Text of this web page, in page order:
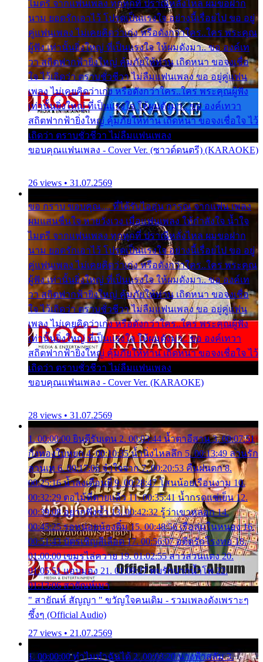
ไมตรี จากแฟนเพลง ทุกทุกที่ ปราณีหลั่งไหล ผมขอฝาก
นาม ยอดรักเอาไว้ โปรดเป็นแรงใจ อย่างนี้เรื่อยไป ขอ อยู่
คู่แฟนเพลง ไม่เคยคิดว่าเก่ง หรือดังกว่าใคร..ใคร พระคุณ
ผู้ฟัง เท่านั้นยิ่งใหญ่ ที่เป็นแรงใจ ให้ผมดังมา.. ขอ องค์เท
วา สถิตฟากฟ้ายิ่งใหญ่ คุ้มภัยให้ท่าน เถิดหนา ขอจงเชื่อ
ใจ ไว้เถิดว่า ตราบชั่วชีวา ไม่ลืมแฟนเพลง ขอ อยู่คู่แฟน
เพลง ไม่เคยคิดว่าเก่ง หรือดังกว่าใคร..ใคร พระคุณผู้ฟัง
เท่านั้นยิ่งใหญ่ ที่เป็นแรงใจ ให้ผมดังมา.. ขอ องค์เทวา
สถิตฟากฟ้ายิ่งใหญ่ คุ้มภัยให้ท่าน เถิดหนา ขอจงเชื่อใจ ไว้
เถิดว่า ตราบชั่วชีวา ไม่ลืมแฟนเพลง
ขอบคุณแฟนเพลง - Cover Ver. (ซาวด์ดนตรี) (KARAOKE)
26 views • 31.07.2569
ขอ กราบ ขอบคุณ.... ที่ได้รับไออุ่น การุณ จากแฟน เพลง
ผมแสนชื่นใจ หายวังเวง เมื่อแฟนเพลง ให้กำลังใจ น้ำใจ
ไมตรี จากแฟนเพลง ทุกทุกที่ ปราณีหลั่งไหล ผมขอฝาก
นาม ยอดรักเอาไว้ โปรดเป็นแรงใจ อย่างนี้เรื่อยไป ขอ อยู่
คู่แฟนเพลง ไม่เคยคิดว่าเก่ง หรือดังกว่าใคร..ใคร พระคุณ
ผู้ฟัง เท่านั้นยิ่งใหญ่ ที่เป็นแรงใจ ให้ผมดังมา.. ขอ องค์เท
วา สถิตฟากฟ้ายิ่งใหญ่ คุ้มภัยให้ท่าน เถิดหนา ขอจงเชื่อ
ใจ ไว้เถิดว่า ตราบชั่วชีวา ไม่ลืมแฟนเพลง ขอ อยู่คู่แฟน
เพลง ไม่เคยคิดว่าเก่ง หรือดังกว่าใคร..ใคร พระคุณผู้ฟัง
เท่านั้นยิ่งใหญ่ ที่เป็นแรงใจ ให้ผมดังมา.. ขอ องค์เทวา
สถิตฟากฟ้ายิ่งใหญ่ คุ้มภัยให้ท่าน เถิดหนา ขอจงเชื่อใจ ไว้
เถิดว่า ตราบชั่วชีวา ไม่ลืมแฟนเพลง
ขอบคุณแฟนเพลง - Cover Ver. (KARAOKE)
28 views • 31.07.2569
1. 00:00:00 ยินดีรับเดน 2. 00:03:44 น้ำตาอีสาน 3. 00:07:51
กิ่งทองใบหยก 4. 00:10:35 น้ำนิ่งไหลลึก 5. 00:13:49 ลานรัก
ลานเท 6. 00:17:06 จำใจจาก 7. 00:20:53 คืนฝนตก 8.
00:25:16 น้ำลงเดือนยี่ 9. 00:28:47 โสนน้อยเรือนงาม 10.
00:32:29 ตอไม้ที่ตายแล้ว 11. 00:35:41 น้ำกรดแช่เย็น 12.
00:39:08 อยากฟังซ้ำ 13. 00:42:32 รู้ว่าเขาหลอก 14.
00:45:25 รอหน่อยน้องติ๋ม 15. 00:48:56 เรือล่มในหนอง 16.
00:51:43 บัตรเชิญสีเลือด 17. 00:56:07 อดีตรักโรงทอ 18.
01:00:00 เขมรไล่ควาย 19. 01:02:55 สาวสวนแตง 20.
01:05:51 แอบมอง 21. 01:09:27 พบรักปากน้ำโพ 22.
01:13:06 สายัณห์เมา
" สายัณห์ สัญญา " ขวัญใจคนเดิม - รวมเพลงดังเพราะๆ
ซึ้งๆ (Official Audio)
27 views • 21.07.2569
1. 00:00:00 ทำไมทำฉันได้ 2. 00:03:20 นางฟ้าสลัม 3.